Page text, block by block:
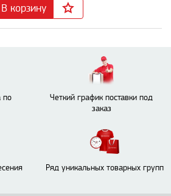
В корзину
по
Четкий график поставки под
заказ
Ряд уникальных товарных групп